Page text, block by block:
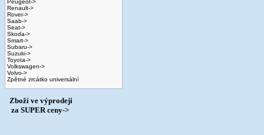
Peugeot->
Renault->
Rover->
Saab->
Seat->
Skoda->
Smart->
Subaru->
Suzuki->
Toyota->
Volkswagen->
Volvo->
Zpětné zrcátko universální
Zboží ve výprodeji
­ za SUPER ceny->